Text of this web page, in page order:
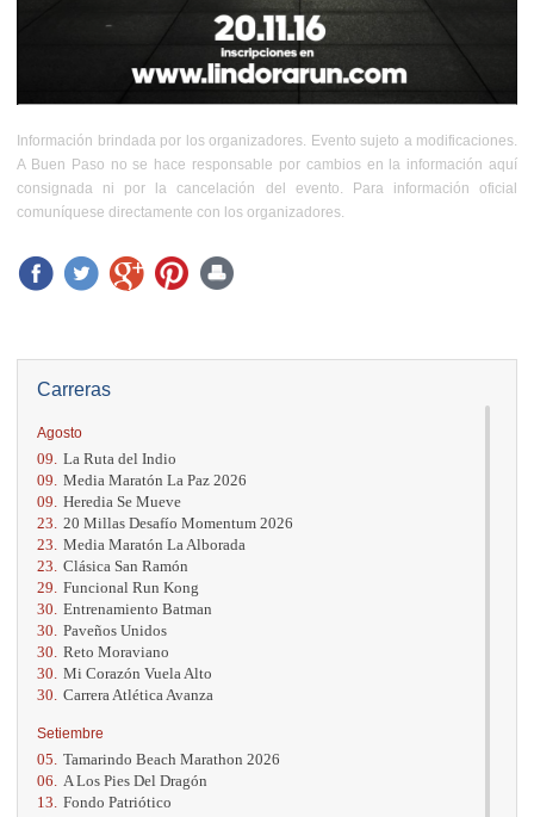
Carreras
Agosto
09. La Ruta del Indio
09. Media Maratón La Paz 2026
09. Heredia Se Mueve
23. 20 Millas Desafío Momentum 2026
23. Media Maratón La Alborada
23. Clásica San Ramón
29. Funcional Run Kong
30. Entrenamiento Batman
30. Paveños Unidos
30. Reto Moraviano
30. Mi Corazón Vuela Alto
30. Carrera Atlética Avanza
Setiembre
05. Tamarindo Beach Marathon 2026
06.
A Los Pies Del Dragón
13. Fondo Patriótico
Información brindada por los organizadores. Evento sujeto a modificaciones.
A Buen Paso no se hace responsable por cambios en la información aquí
consignada ni por la cancelación del evento. Para información oficial
comuníquese directamente con los organizadores.